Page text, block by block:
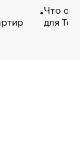
Что
для